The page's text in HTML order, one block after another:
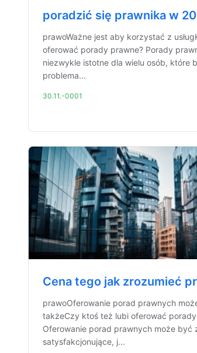
poradzić się prawnika w
prawoWażne jest aby korzystać z
oferować porady prawne? Porady
niezwykle istotne dla wielu osób, które
problema...
30.11.-0001
Cena tego jak zrozumieć
prawoOferowanie porad prawnych
takżeCzy ktoś też lubi oferować
Oferowanie porad prawnych może być
satysfakcjonujące, j...